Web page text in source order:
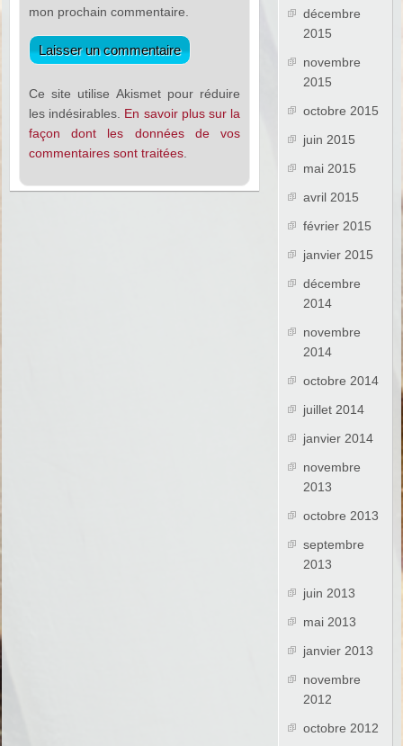
mon prochain commentaire.
Ce site utilise Akismet pour réduire
les indésirables. En savoir plus sur la
façon dont les données de vos
commentaires sont traitées
décembre
2015
novembre
2015
octobre 2015
juin 2015
mai 2015
avril 2015
février 2015
janvier 2015
décembre
2014
novembre
2014
octobre 2014
juillet 2014
janvier 2014
novembre
2013
octobre 2013
septembre
2013
juin 2013
mai 2013
janvier 2013
novembre
2012
octobre 2012